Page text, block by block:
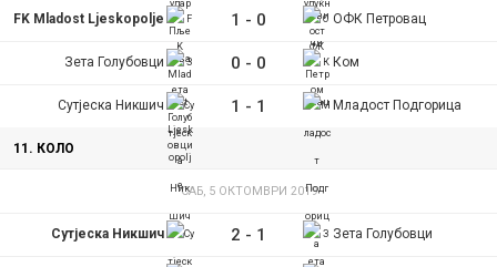
FK Mladost Ljeskopolje 1 - 0 ОФК Петровац
Зета Голубовци 0 - 0 Ком
Сутјеска Никшич 1 - 1 Младост Подгорица
11. КОЛО
САБ, 5 ОКТОМВРИ 2019
Сутјеска Никшич 2 - 1 Зета Голубовци